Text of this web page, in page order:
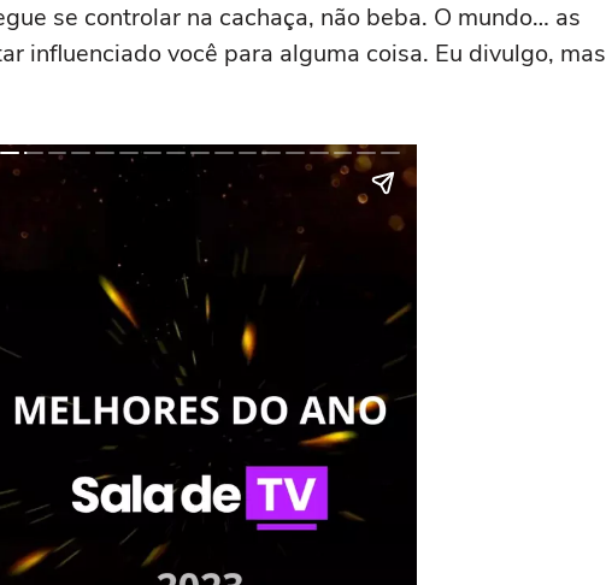
se controlar na cachaça, não beba. O mundo… as
influenciado você para alguma coisa. Eu divulgo, mas